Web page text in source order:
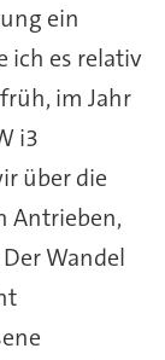
ein
ich es relativ
im Jahr
i3
über die
Antrieben,
Wandel